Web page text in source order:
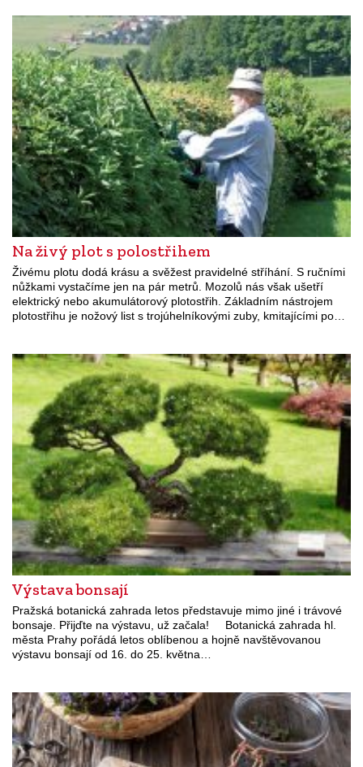
Na živý plot s polostřihem
Živému plotu dodá krásu a svěžest pravidelné stříhání. S ručními
nůžkami vystačíme jen na pár metrů. Mozolů nás však ušetří
elektrický nebo akumulátorový plotostřih. Základním nástrojem
plotostřihu je nožový list s trojúhelníkovými zuby, kmitajícími po…
Výstava bonsají
Pražská botanická zahrada letos představuje mimo jiné i trávové
bonsaje. Přijďte na výstavu, už začala! Botanická zahrada hl.
města Prahy pořádá letos oblíbenou a hojně navštěvovanou
výstavu bonsají od 16. do 25. května…